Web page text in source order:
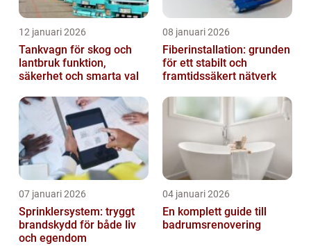
12 januari 2026
Tankvagn för skog och
lantbruk funktion,
säkerhet och smarta val
08 januari 2026
Fiberinstallation: grunden
för ett stabilt och
framtidssäkert nätverk
07 januari 2026
Sprinklersystem: tryggt
brandskydd för både liv
och egendom
04 januari 2026
En komplett guide till
badrumsrenovering